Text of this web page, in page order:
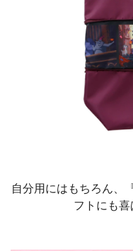
自分用にはもちろん、
フトにも喜